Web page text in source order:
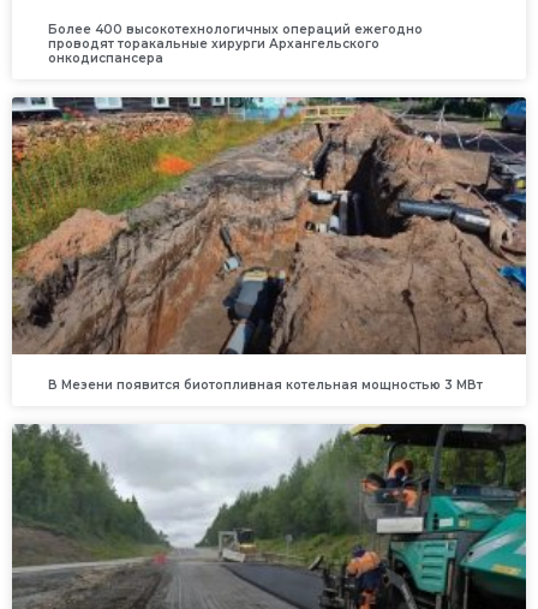
Более 400 высокотехнологичных операций ежегодно
проводят торакальные хирурги Архангельского
онкодиспансера
В Мезени появится биотопливная котельная мощностью 3 МВт